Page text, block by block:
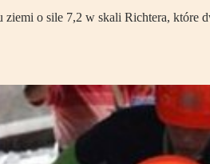
o sile 7,2 w skali Richtera, które